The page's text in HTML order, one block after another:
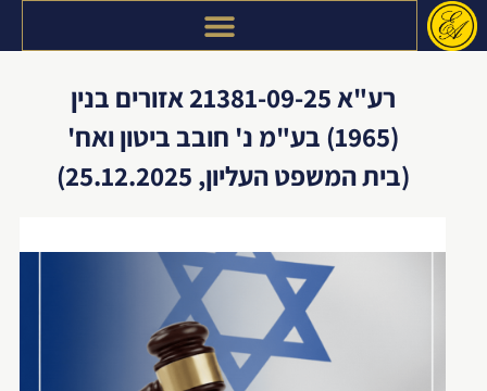
דילוג
רע"א 21381-09-25 אזורים בנין
(1965) בע"מ נ' חובב ביטון ואח'
(בית המשפט העליון, 25.12.2025)